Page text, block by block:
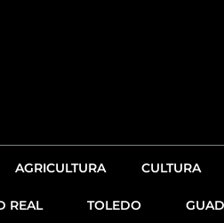
AGRICULTURA CULTURA
REAL TOLEDO